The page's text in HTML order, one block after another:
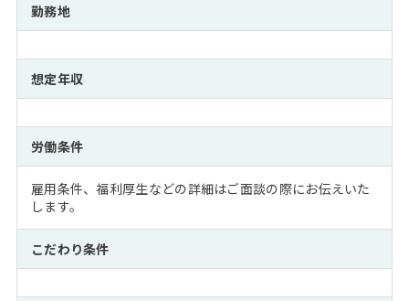
勤務地
想定年収
労働条件
雇用条件、福利厚生などの詳細はご面談の際にお伝えいた
します。
こだわり条件